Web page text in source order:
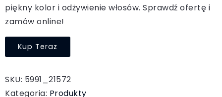
piękny kolor i odżywienie włosów. Sprawdź ofertę i
zamów online!
Kup Teraz
SKU: 5991_21572
Kategoria: Produkty